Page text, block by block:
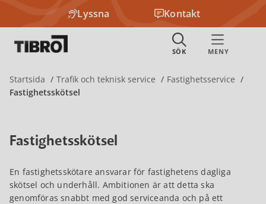
Lyssna Kontakt
Startsida Trafik och teknisk service
Fastighetsservice
Fastighetsskötsel
Fastighetsskötsel
En fastighetsskötare ansvarar för fastighetens dagliga
skötsel och underhåll. Ambitionen är att detta ska
genomföras snabbt med god serviceanda och på ett